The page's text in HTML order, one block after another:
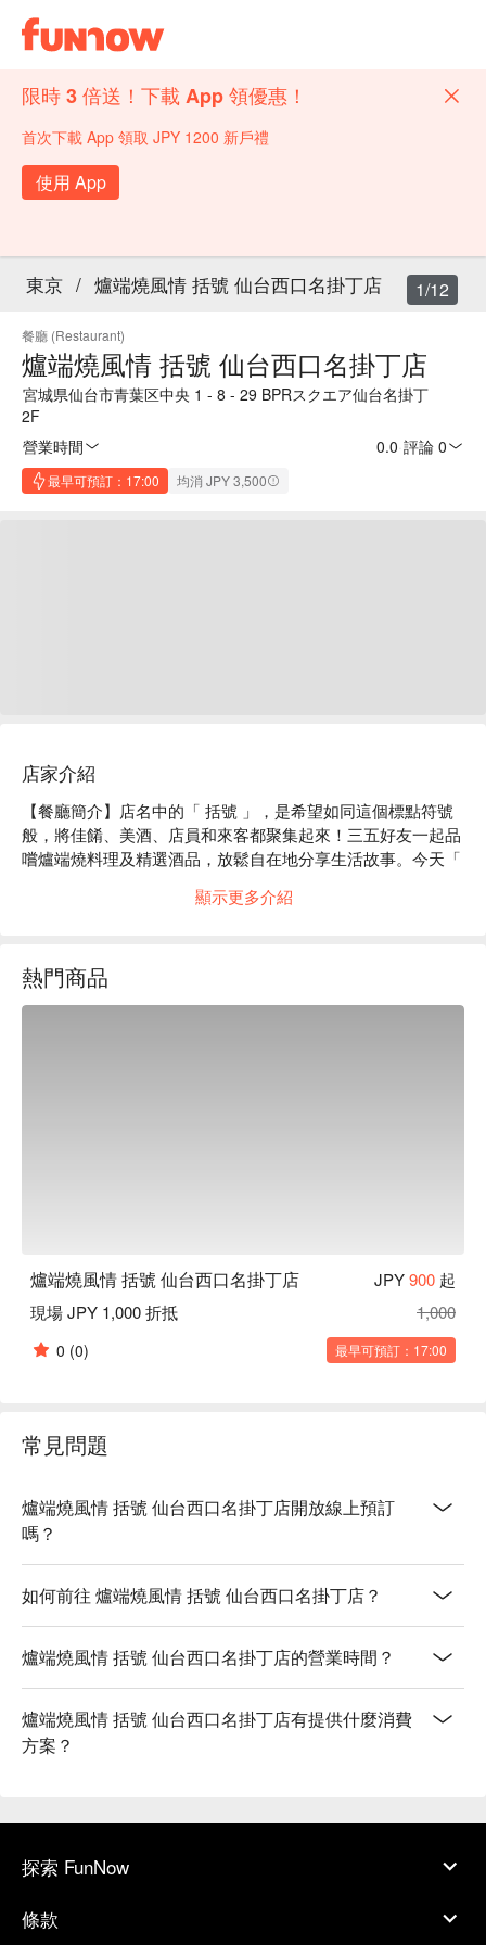
限時 3 倍送！下載 App 領優惠！
首次下載 App 領取 JPY 1200 新戶禮
使用 App
東京 / 爐端燒風情 括號 仙台西口名掛丁店
餐廳 (Restaurant)
爐端燒風情 括號 仙台西口名掛丁店
宮城県仙台市青葉区中央 1 - 8 - 29 BPRスクエア仙台名掛丁
2F
營業時間
0.0 評論 0
最早可預訂：17:00 均消 JPY 3,500
1/12
店家介紹
【餐廳簡介】店名中的「 括號 」，是希望如同這個標點符號
般，將佳餚、美酒、店員和來客都聚集起來！三五好友一起品
嚐爐端燒料理及精選酒品，放鬆自在地分享生活故事。今天「
【店家氛圍】掀開暖簾，坐在爐端燒吧台後方的料理職人立刻
可欣賞精湛的料理過程，有趣的是職人會將現點現烤的美食以
特大飯勺送到饕客面前，表演性十足成了一大噱頭！店內部分
顯示更多介紹
熱門商品
爐端燒風情 括號 仙台西口名掛丁店 JPY900 起
現場 JPY 1,000 折抵
1,000
0 (0) 最早可預訂：17:00
常見問題
爐端燒風情 括號 仙台西口名掛丁店開放線上預訂
嗎？
如何前往 爐端燒風情 括號 仙台西口名掛丁店？
爐端燒風情 括號 仙台西口名掛丁店的營業時間？
爐端燒風情 括號 仙台西口名掛丁店有提供什麼消費
方案？
探索 FunNow
條款